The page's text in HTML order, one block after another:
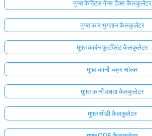
मुफ्त कैपिटल गेन्स टैक्स कैलकुलेटर
मुफ्त कार भुगतान कैलकुलेटर
मुफ्त कार्बन फुटप्रिंट कैलकुलेटर
मुफ्त कार्नो चक्र सॉल्वर
मुफ्त कार्नो दक्षता कैलकुलेटर
मुफ्त सीडी कैलकुलेटर